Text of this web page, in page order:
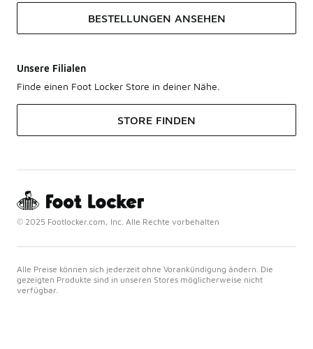
BESTELLUNGEN ANSEHEN
Unsere Filialen
Finde einen Foot Locker Store in deiner Nähe.
STORE FINDEN
© 2025 Footlocker.com, Inc. Alle Rechte vorbehalten
Alle Preise können sich jederzeit ohne Vorankündigung ändern. Die
gezeigten Produkte sind in unseren Stores möglicherweise nicht
verfügbar.